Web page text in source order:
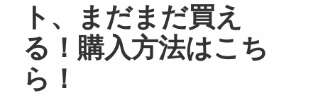
ト、まだまだ買え
る！購入方法はこち
ら！